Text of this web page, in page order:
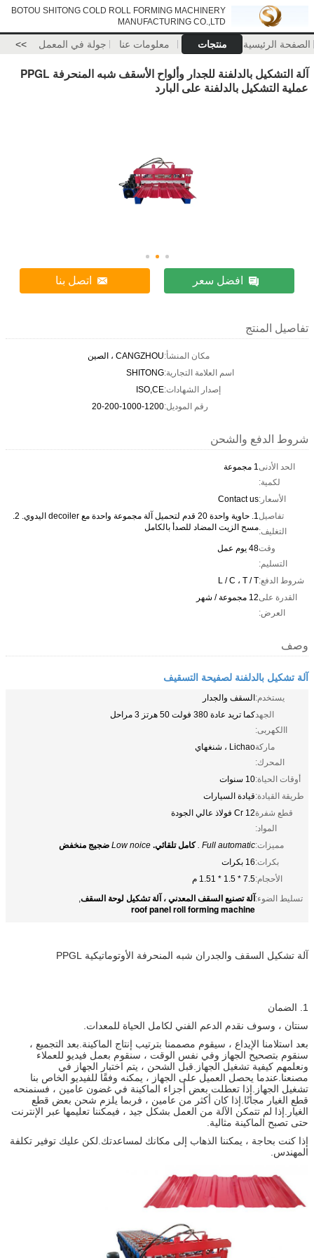
BOTOU SHITONG COLD ROLL FORMING MACHINERY
MANUFACTURING CO.,LTD
الصفحة الرئيسية منتجات معلومات عنا جولة في المعمل >>
آلة التشكيل بالدلفنة للجدار وألواح الأسقف شبه المنحرفة PPGL
عملية التشكيل بالدلفنة على البارد
افضل سعر اتصل بنا
تفاصيل المنتج
مكان المنشأ:CANGZHOU ، الصين
اسم العلامة التجارية:SHITONG
إصدار الشهادات:ISO,CE
رقم الموديل:20-200-1000-1200
شروط الدفع والشحن
الحد الأدنى
لكمية:
1 مجموعة
الأسعار:Contact us
تفاصيل
التغليف:
1. حاوية واحدة 20 قدم لتحميل آلة مجموعة واحدة مع decoiler اليدوي. 2.
مسح الزيت المضاد للصدأ بالكامل
وقت
التسليم:
48 يوم عمل
شروط الدفع:L / C ، T / T
القدرة على
العرض:
12 مجموعة / شهر
وصف
آلة تشكيل بالدلفنة لصفيحة التسقيف
يستخدم:السقف والجدار
الجهد
االكهربى:
كما تريد عادة 380 فولت 50 هرتز 3 مراحل
ماركة
المحرك:
Lichao ، شنغهاي
أوقات الحياة:10 سنوات
طريقة القيادة:قيادة السيارات
قطع شفرة
المواد:
12 Cr فولاذ عالي الجودة
مميزات:Full automatic . كامل تلقائي. Low noice ضجيج منخفض
بكرات:16 بكرات
الأحجام:7.5 * 1.5 * 1.51 م
تسليط الضوء:آلة تصنيع السقف المعدني ، آلة تشكيل لوحة السقف,
roof panel roll forming machine
آلة تشكيل السقف والجدران شبه المنحرفة الأوتوماتيكية PPGL
1. الضمان
سنتان ، وسوف نقدم الدعم الفني لكامل الحياة للمعدات.
بعد استلامنا الإيداع ، سيقوم مصممنا بترتيب إنتاج الماكينة.بعد التجميع ،
سنقوم بتصحيح الجهاز وفي نفس الوقت ، سنقوم بعمل فيديو للعملاء
ونعلمهم كيفية تشغيل الجهاز.قبل الشحن ، يتم اختبار الجهاز في
مصنعنا.عندما يحصل العميل على الجهاز ، يمكنه وفقًا للفيديو الخاص بنا
تشغيل الجهاز.إذا تعطلت بعض أجزاء الماكينة في غضون عامين ، فسنمنحه
قطع الغيار مجانًا.إذا كان أكثر من عامين ، فربما يلزم شحن بعض قطع
الغيار.إذا لم تتمكن الآلة من العمل بشكل جيد ، فيمكننا تعليمها عبر الإنترنت
حتى تصبح الماكينة مثالية.
إذا كنت بحاجة ، يمكننا الذهاب إلى مكانك لمساعدتك.لكن عليك توفير تكلفة
المهندس.